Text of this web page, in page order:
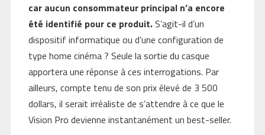
car aucun consommateur principal n’a encore
été identifié pour ce produit.S’agit-il d’un
dispositif informatique ou d’une configuration de
type home cinéma ? Seule la sortie du casque
apportera une réponse à ces interrogations. Par
ailleurs, compte tenu de son prix élevé de 3 500
dollars, il serait irréaliste de s’attendre à ce que le
Vision Pro devienne instantanément un best-seller.